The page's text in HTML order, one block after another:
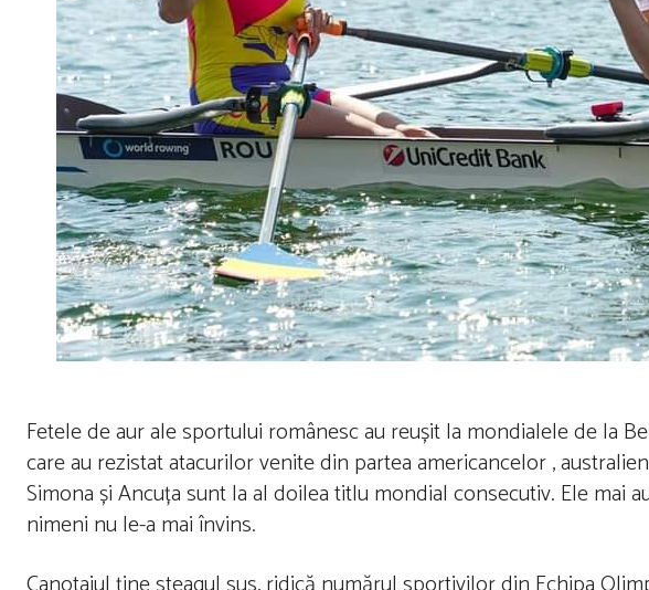
Fetele de aur ale sportului românesc au reușit la mondialele de la
care au rezistat atacurilor venite din partea americancelor ,
Simona și Ancuța sunt la al doilea titlu mondial consecutiv. Ele mai
nimeni nu le-a mai învins.